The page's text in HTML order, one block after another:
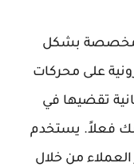
مخصصة بشكل
على محركات
تقضيها في
فعلاً. يستخدم
من خلال